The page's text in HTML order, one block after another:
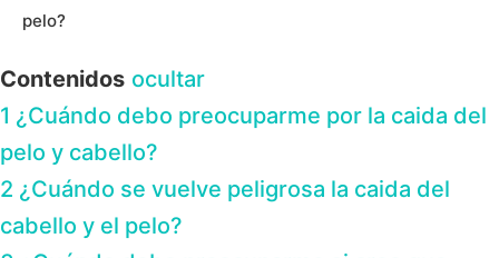
pelo?
Contenidos ocultar
1 ¿Cuándo debo preocuparme por la caida del
pelo y cabello?
2 ¿Cuándo se vuelve peligrosa la caida del
cabello y el pelo?